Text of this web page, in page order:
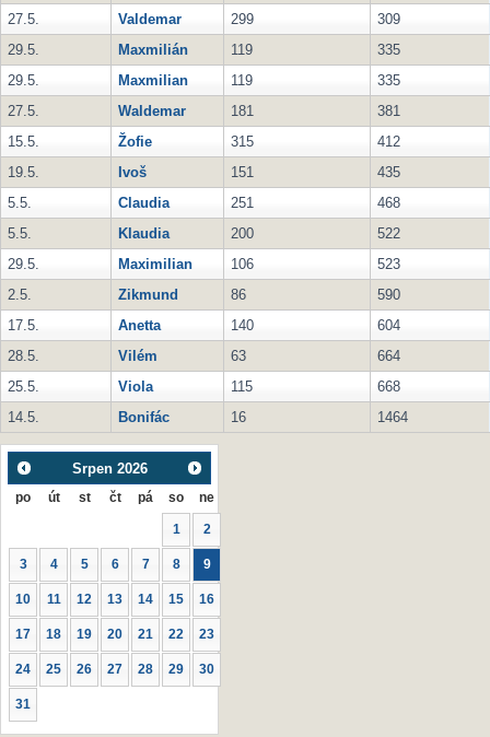
27.5.
Valdemar 299
309
29.5.
Maxmilián 119
335
29.5.
Maxmilian 119
335
27.5.
Waldemar 181
381
15.5.
Žofie 315
412
19.5.
Ivoš 151
435
5.5.
Claudia 251
468
5.5.
Klaudia 200
522
29.5.
Maximilian 106
523
2.5.
Zikmund 86
590
17.5.
Anetta 140
604
28.5.
Vilém 63
664
25.5.
Viola 115
668
14.5.
Bonifác 16 1464
Srpen 2026
po út st čt pá so ne
1 2
3 4 5 6 7 8 9
10 11 12 13 14 15 16
17 18 19 20 21 22 23
24 25 26 27 28 29 30
31